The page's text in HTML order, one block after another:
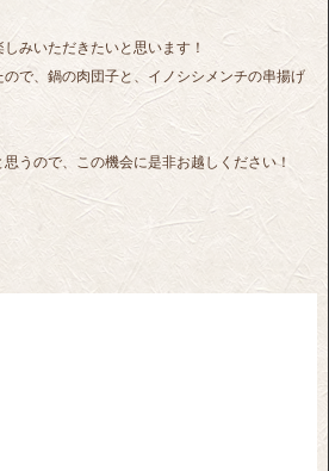
みいただきたいと思います！
で、鍋の肉団子と、イノシシメンチの串揚げ
うので、この機会に是非お越しください！